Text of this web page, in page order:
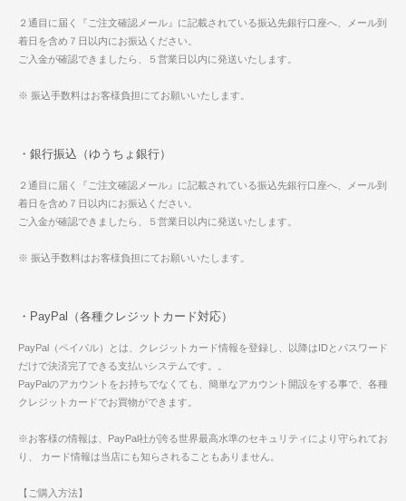
２通目に届く『ご注文確認メール』に記載されている振込先銀行口座へ、メール到
着日を含め７日以内にお振込ください。
ご入金が確認できましたら、５営業日以内に発送いたします。
※ 振込手数料はお客様負担にてお願いいたします。
・銀行振込（ゆうちょ銀行）
２通目に届く『ご注文確認メール』に記載されている振込先銀行口座へ、メール到
着日を含め７日以内にお振込ください。
ご入金が確認できましたら、５営業日以内に発送いたします。
※ 振込手数料はお客様負担にてお願いいたします。
・PayPal（各種クレジットカード対応）
PayPal（ペイパル）とは、クレジットカード情報を登録し、以降はIDとパスワード
だけで決済完了できる支払いシステムです。。
PayPalのアカウントをお持ちでなくても、簡単なアカウント開設をする事で、各種
クレジットカードでお買物ができます。
※お客様の情報は、PayPal社が誇る世界最高水準のセキュリティにより守られてお
り、 カード情報は当店にも知らされることもありません。
【ご購入方法】